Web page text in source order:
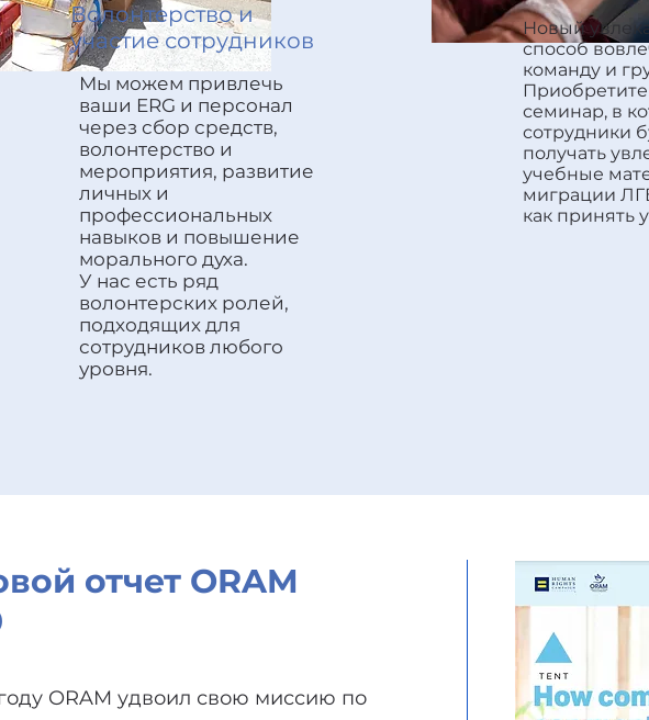
Волонтерство и
участие сотрудников
Мы можем привлечь
ваши ERG и персонал
через сбор средств,
волонтерство и
мероприятия, развитие
личных и
профессиональных
навыков и повышение
морального духа.
У нас есть ряд
волонтерских ролей,
подходящих для
сотрудников любого
уровня.
Новый
способ
команду и
семинар, в
сотрудники
получать
учебные
миграции
как принять
отчет ORAM
ORAM удвоил свою миссию по